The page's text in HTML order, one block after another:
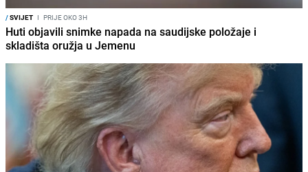
/SVIJET I PRIJE OKO 3H
Huti objavili snimke napada na saudijske položaje i
skladišta oružja u Jemenu